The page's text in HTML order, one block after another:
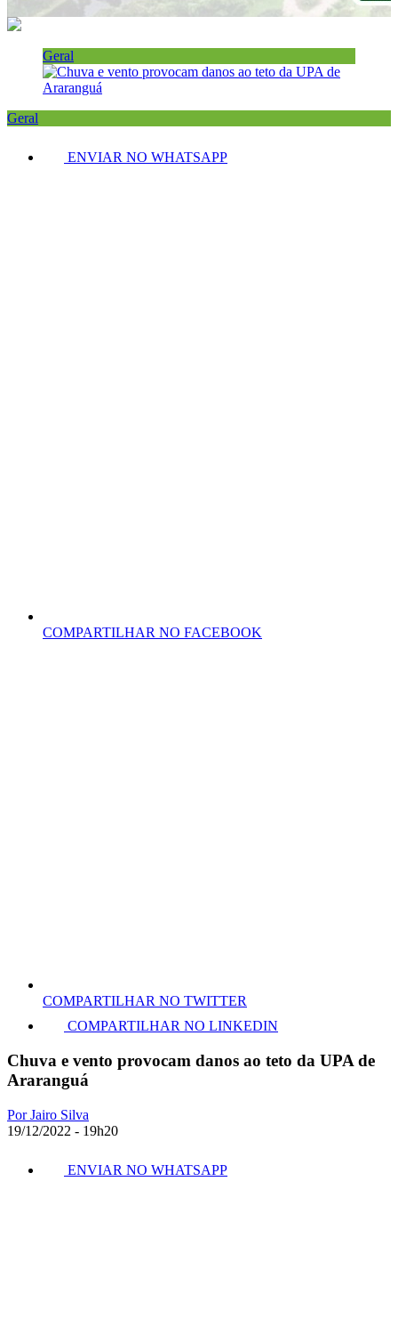
Geral
Geral
ENVIAR NO WHATSAPP
COMPARTILHAR NO FACEBOOK
COMPARTILHAR NO TWITTER
COMPARTILHAR NO LINKEDIN
Chuva e vento provocam danos ao teto da UPA de
Araranguá
Por Jairo Silva
19/12/2022 - 19h20
ENVIAR NO WHATSAPP